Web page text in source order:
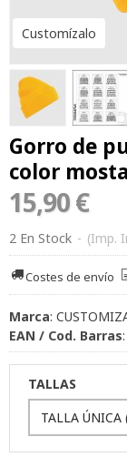
Customízalo
Gorro de
color
15,90 €
2 En Stock - (Imp.
Costes de envío
Marca:
EAN / Cod. Barras:
TALLAS